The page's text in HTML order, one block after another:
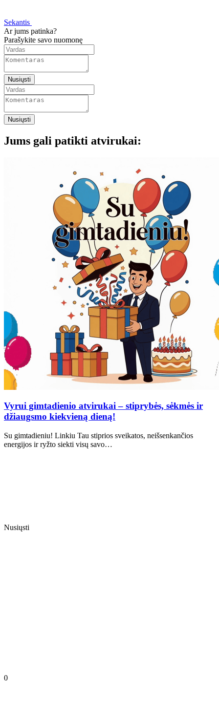
Sekantis
Ar jums patinka?
Parašykite savo nuomonę
Nusiųsti
Nusiųsti
Jums gali patikti atvirukai:
Vyrui gimtadienio atvirukai – stiprybės, sėkmės ir
džiaugsmo kiekvieną dieną!
Su gimtadieniu! Linkiu Tau stiprios sveikatos, neišsenkančios
energijos ir ryžto siekti visų savo…
Nusiųsti
0